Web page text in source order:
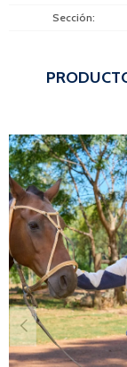
Sección